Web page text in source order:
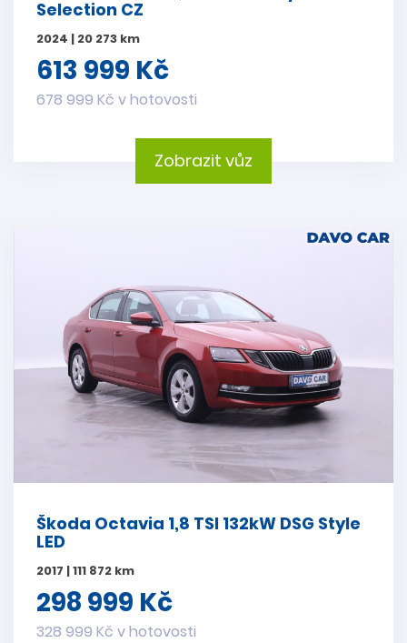
Selection CZ
2024 | 20 273 km
613 999 Kč
678 999 Kč v hotovosti
Zobrazit vůz
Škoda Octavia 1,8 TSI 132kW DSG Style
LED
2017 | 111 872 km
298 999 Kč
328 999 Kč v hotovosti